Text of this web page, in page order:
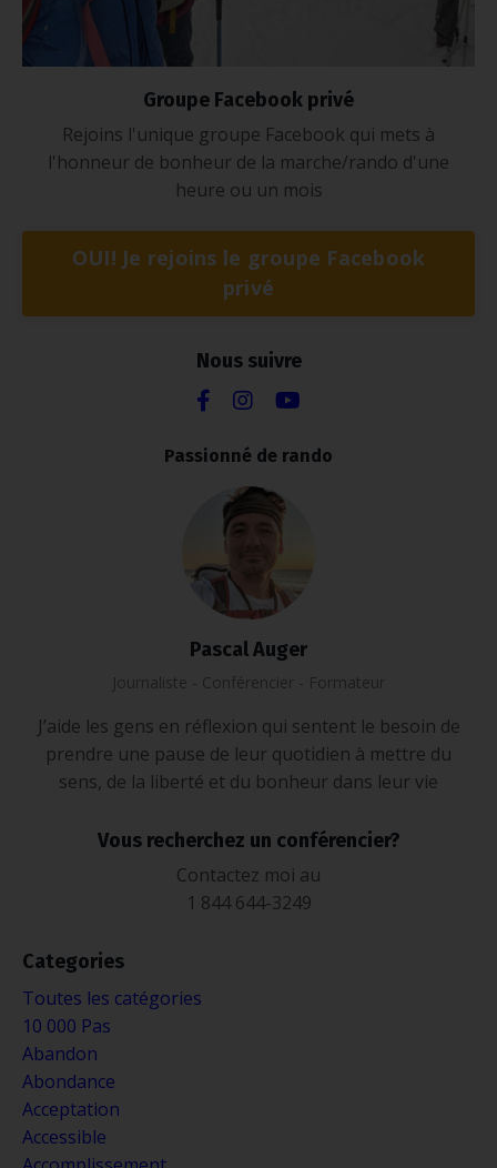
Groupe Facebook privé
Rejoins l'unique groupe Facebook qui mets à
l'honneur de bonheur de la marche/rando d'une
heure ou un mois
OUI! Je rejoins le groupe Facebook
privé
Nous suivre
Passionné de rando
Pascal Auger
Journaliste - Conférencier - Formateur
J’aide les gens en réflexion qui sentent le besoin de
prendre une pause de leur quotidien à mettre du
sens, de la liberté et du bonheur dans leur vie
Vous recherchez un conférencier?
Contactez moi au
1 844 644-3249
Categories
Toutes les catégories
10 000 Pas
Abandon
Abondance
Acceptation
Accessible